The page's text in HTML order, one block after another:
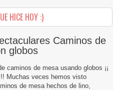
HICE HOY :)
Caminos de
globos
caminos de mesa usando globos ¡¡
Muchas veces hemos visto
de mesa hechos de lino,